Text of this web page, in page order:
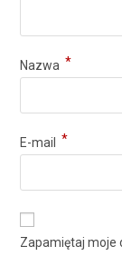
Nazwa *
E-mail *
Zapamiętaj moje